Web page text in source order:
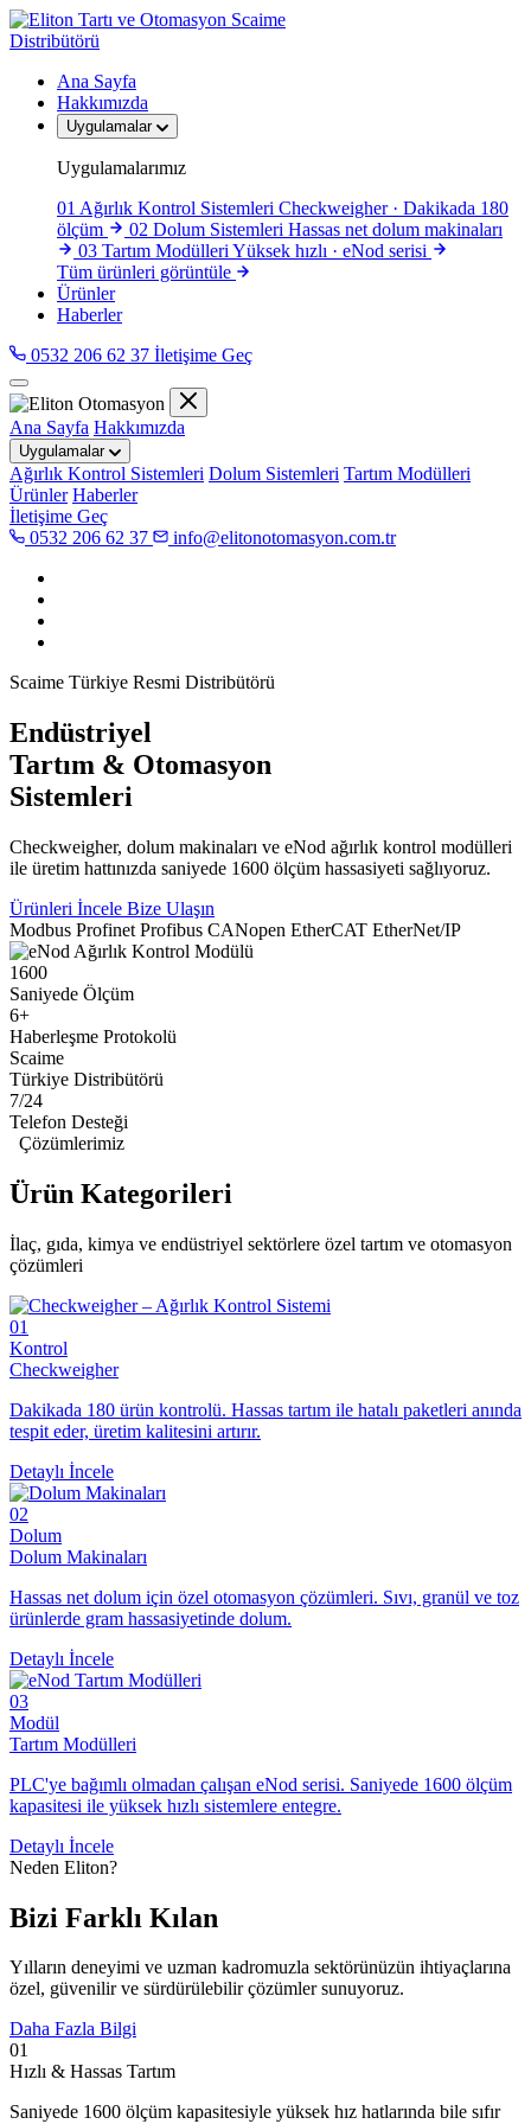
Scaime
Distribütörü
Ana Sayfa
Hakkımızda
Uygulamalar
Uygulamalarımız
01 Ağırlık Kontrol Sistemleri Checkweigher · Dakikada 180
ölçüm
02 Dolum Sistemleri Hassas net dolum makinaları
03 Tartım Modülleri Yüksek hızlı · eNod serisi
Tüm ürünleri görüntüle
Ürünler
Haberler
0532 206 62 37 İletişime Geç
Ana Sayfa Hakkımızda
Uygulamalar
Ağırlık Kontrol Sistemleri Dolum Sistemleri Tartım Modülleri
Ürünler Haberler
İletişime Geç
0532 206 62 37
info@elitonotomasyon.com.tr
Scaime Türkiye Resmi Distribütörü
Endüstriyel
Tartım & Otomasyon
Sistemleri
Checkweigher, dolum makinaları ve eNod ağırlık kontrol modülleri
ile üretim hattınızda saniyede 1600 ölçüm hassasiyeti sağlıyoruz.
Ürünleri İncele Bize Ulaşın
Modbus Profinet Profibus CANopen EtherCAT EtherNet/IP
1600
Saniyede Ölçüm
6+
Haberleşme Protokolü
Scaime
Türkiye Distribütörü
7/24
Telefon Desteği
Çözümlerimiz
Ürün Kategorileri
İlaç, gıda, kimya ve endüstriyel sektörlere özel tartım ve otomasyon
çözümleri
01
Kontrol
Checkweigher
Dakikada 180 ürün kontrolü. Hassas tartım ile hatalı paketleri anında
tespit eder, üretim kalitesini artırır.
Detaylı İncele
02
Dolum
Dolum Makinaları
Hassas net dolum için özel otomasyon çözümleri. Sıvı, granül ve toz
ürünlerde gram hassasiyetinde dolum.
Detaylı İncele
03
Modül
Tartım Modülleri
PLC'ye bağımlı olmadan çalışan eNod serisi. Saniyede 1600 ölçüm
kapasitesi ile yüksek hızlı sistemlere entegre.
Detaylı İncele
Neden Eliton?
Bizi Farklı Kılan
Yılların deneyimi ve uzman kadromuzla sektörünüzün ihtiyaçlarına
özel, güvenilir ve sürdürülebilir çözümler sunuyoruz.
Daha Fazla Bilgi
01
Hızlı & Hassas Tartım
Saniyede 1600 ölçüm kapasitesiyle yüksek hız hatlarında bile sıfır